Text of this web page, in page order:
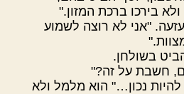
בירכו ברכת המזון."
"אני לא רוצה לשמוע
בשולחן.
חשבת על זה?"
להיות נכון…" הוא מלמל ולא